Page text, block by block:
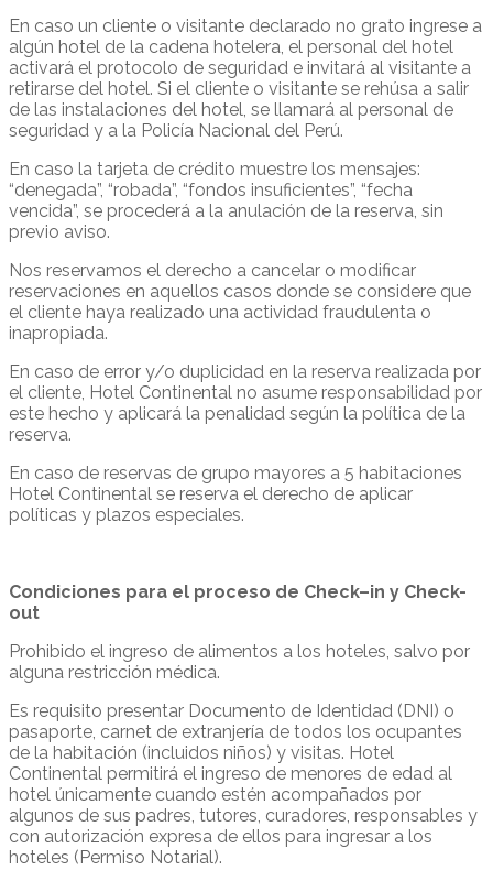
En caso un cliente o visitante declarado no grato ingrese a
algún hotel de la cadena hotelera, el personal del hotel
activará el protocolo de seguridad e invitará al visitante a
retirarse del hotel. Si el cliente o visitante se rehúsa a salir
de las instalaciones del hotel, se llamará al personal de
seguridad y a la Policía Nacional del Perú.
En caso la tarjeta de crédito muestre los mensajes:
“denegada”, “robada”, “fondos insuficientes”, “fecha
vencida”, se procederá a la anulación de la reserva, sin
previo aviso.
Nos reservamos el derecho a cancelar o modificar
reservaciones en aquellos casos donde se considere que
el cliente haya realizado una actividad fraudulenta o
inapropiada.
En caso de error y/o duplicidad en la reserva realizada por
el cliente, Hotel Continental no asume responsabilidad por
este hecho y aplicará la penalidad según la política de la
reserva.
En caso de reservas de grupo mayores a 5 habitaciones
Hotel Continental se reserva el derecho de aplicar
políticas y plazos especiales.
Condiciones para el proceso de Check–in y Check-
out
Prohibido el ingreso de alimentos a los hoteles, salvo por
alguna restricción médica.
Es requisito presentar Documento de Identidad (DNI) o
pasaporte, carnet de extranjería de todos los ocupantes
de la habitación (incluidos niños) y visitas. Hotel
Continental permitirá el ingreso de menores de edad al
hotel únicamente cuando estén acompañados por
algunos de sus padres, tutores, curadores, responsables y
con autorización expresa de ellos para ingresar a los
hoteles (Permiso Notarial).